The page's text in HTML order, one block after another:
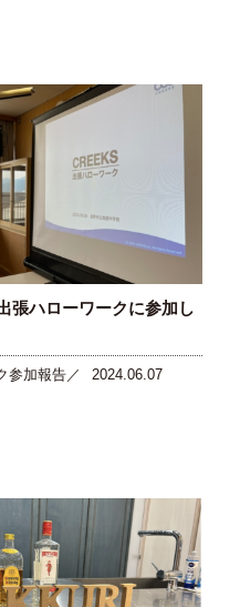
張ハローワークに参加し
参加報告／ 2024.06.07